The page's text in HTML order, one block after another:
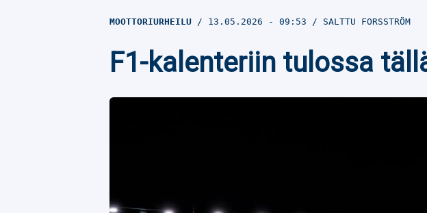
MOOTTORIURHEILU 13.05.2026 - 09:53 SALTTU FORSSTRÖM
F1-kalenteriin tulossa